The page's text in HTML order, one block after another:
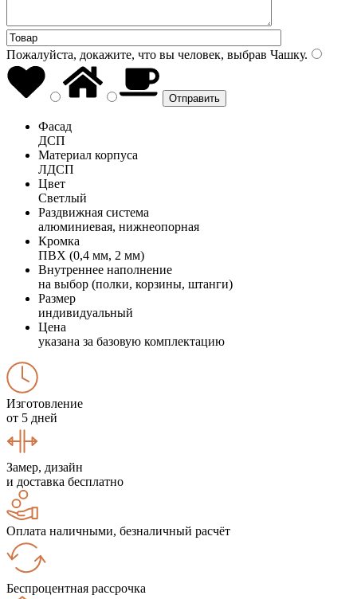
Пожалуйста, докажите, что вы человек, выбрав Чашку.
Фасад
ДСП
Материал корпуса
ЛДСП
Цвет
Светлый
Раздвижная система
алюминиевая, нижнеопорная
Кромка
ПВХ (0,4 мм, 2 мм)
Внутреннее наполнение
на выбор (полки, корзины, штанги)
Размер
индивидуальный
Цена
указана за базовую комплектацию
Изготовление
от 5 дней
Замер, дизайн
и доставка бесплатно
Оплата наличными, безналичный расчёт
Беспроцентная рассрочка